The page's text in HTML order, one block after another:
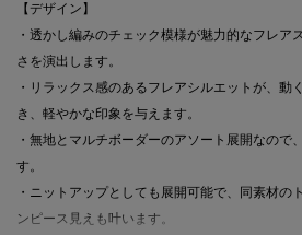
【デザイン】
・透かし編みのチェック模様が魅力的なフレア
さを演出します。
・リラックス感のあるフレアシルエットが、動
き、軽やかな印象を与えます。
・無地とマルチボーダーのアソート展開なので
す。
・ニットアップとしても展開可能で、同素材の
ンピース見えも叶います。